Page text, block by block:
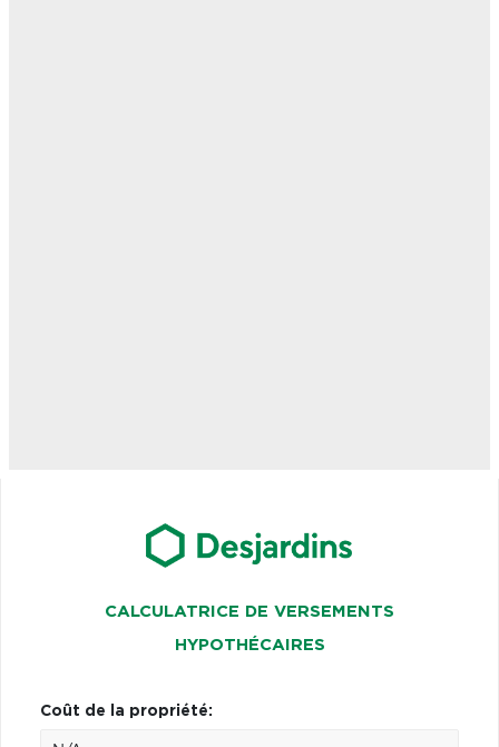
CALCULATRICE DE VERSEMENTS
HYPOTHÉCAIRES
Coût de la propriété: